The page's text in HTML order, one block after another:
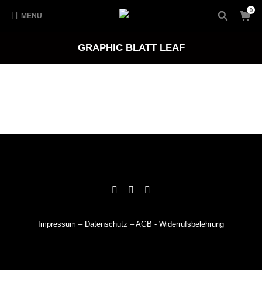
MENU
0
GRAPHIC BLATT LEAF
Impressum – Datenschutz –AGB - Widerrufsbelehrung